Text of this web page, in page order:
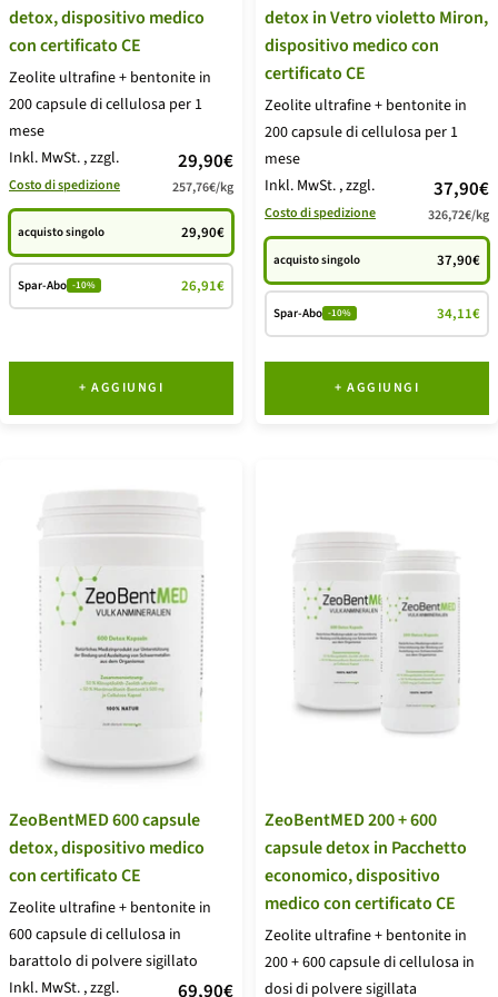
detox, dispositivo medico
con certificato CE
Zeolite ultrafine + bentonite in
200 capsule di cellulosa per 1
mese
Inkl. MwSt. , zzgl.
Costo di spedizione
Prezzo
di
vendita
29,90€
257,76€/kg
acquisto singolo 29,90€
Spar-Abo -10% 26,91€
+ AGGIUNGI
detox in Vetro violetto Miron,
dispositivo medico con
certificato CE
Zeolite ultrafine + bentonite in
200 capsule di cellulosa per 1
mese
Inkl. MwSt. , zzgl.
Costo di spedizione
Prezzo
di
vendita
37,90€
326,72€/kg
acquisto singolo 37,90€
Spar-Abo -10% 34,11€
+ AGGIUNGI
ZeoBentMED 600 capsule
detox, dispositivo medico
con certificato CE
Zeolite ultrafine + bentonite in
600 capsule di cellulosa in
barattolo di polvere sigillato
Inkl. MwSt., zzgl.
Prezzo
69,90€
ZeoBentMED 200 + 600
capsule detox in Pacchetto
economico, dispositivo
medico con certificato CE
Zeolite ultrafine + bentonite in
200 + 600 capsule di cellulosa in
dosi di polvere sigillata